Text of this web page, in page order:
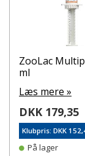
ZooLac
ml
Læs mere »
DKK 179,35
Klubpris: DKK
På lager